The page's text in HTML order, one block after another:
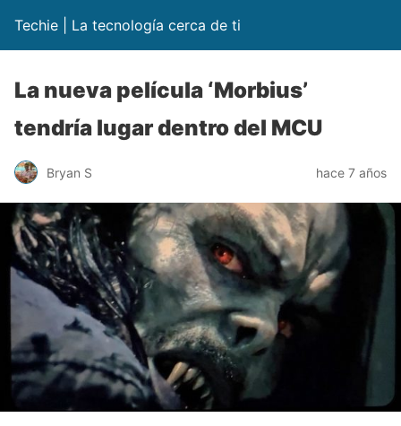
Techie | La tecnología cerca de ti
La nueva película ‘Morbius’
tendría lugar dentro del MCU
Bryan S hace 7 años